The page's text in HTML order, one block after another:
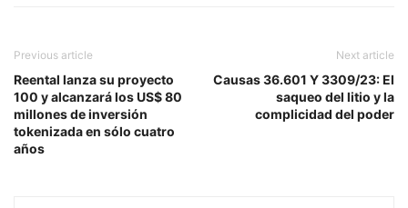
Previous article
Reental lanza su proyecto
100 y alcanzará los US$ 80
millones de inversión
tokenizada en sólo cuatro
años
Next article
Causas 36.601 Y 3309/23: El
saqueo del litio y la
complicidad del poder